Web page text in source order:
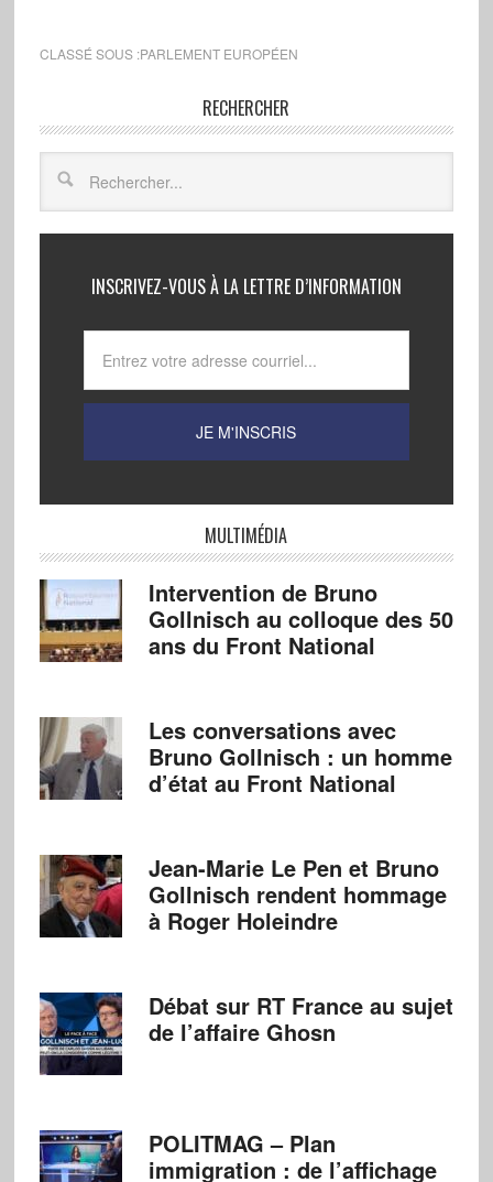
que l'on aurait peut-être
européen, voire de la
Parlement…
CLASSÉ SOUS :PARLEMENT EUROPÉEN
RECHERCHER
INSCRIVEZ-VOUS À LA LETTRE D’INFORMATION
MULTIMÉDIA
Intervention de Bruno
Gollnisch au colloque des 50
ans du Front National
Les conversations avec
Bruno Gollnisch : un homme
d’état au Front National
Jean-Marie Le Pen et Bruno
Gollnisch rendent hommage
à Roger Holeindre
Débat sur RT France au sujet
de l’affaire Ghosn
POLITMAG – Plan
immigration : de l’affichage